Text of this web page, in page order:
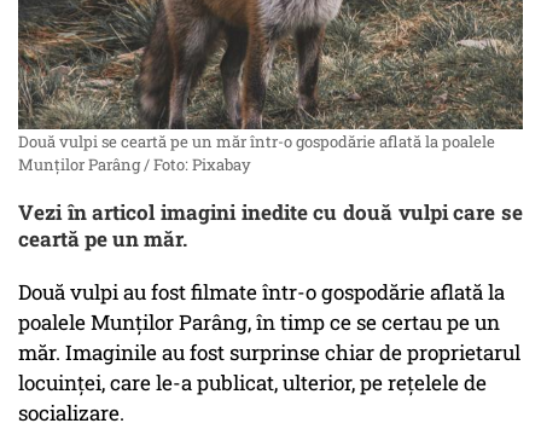
Două vulpi se ceartă pe un măr într-o gospodărie aflată la poalele
Munților Parâng / Foto: Pixabay
Vezi în articol imagini inedite cu două vulpi care se
ceartă pe un măr.
Două vulpi au fost filmate într-o gospodărie aflată la
poalele Munților Parâng, în timp ce se certau pe un
măr. Imaginile au fost surprinse chiar de proprietarul
locuinței, care le-a publicat, ulterior, pe rețelele de
socializare.